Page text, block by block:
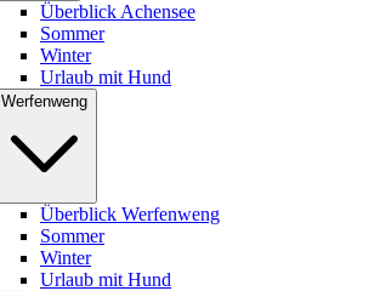
Überblick Achensee
Sommer
Winter
Urlaub mit Hund
Werfenweng
Überblick Werfenweng
Sommer
Winter
Urlaub mit Hund